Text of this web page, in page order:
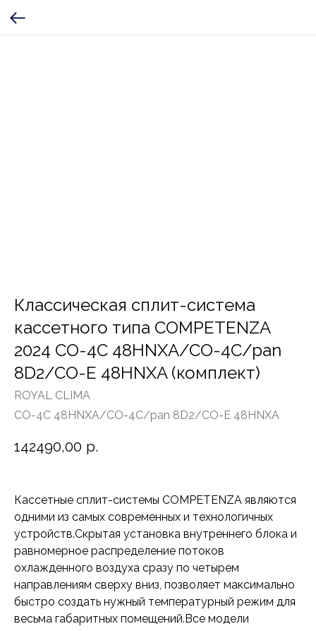
Классическая сплит-система
кассетного типа COMPETENZA
2024 CO-4C 48HNXA/CO-4C/pan
8D2/CO-E 48HNXA (комплект)
ROYAL CLIMA
CO-4C 48HNXA/CO-4C/pan 8D2/CO-E 48HNXA
142490,00 р.
Кассетные сплит-системы COMPETENZA являются
одними из самых современных и технологичных
устройств.Скрытая установка внутреннего блока и
равномерное распределение потоков
охлажденного воздуха сразу по четырем
направлениям сверху вниз, позволяет максимально
быстро создать нужный температурный режим для
весьма габаритных помещений.Все модели